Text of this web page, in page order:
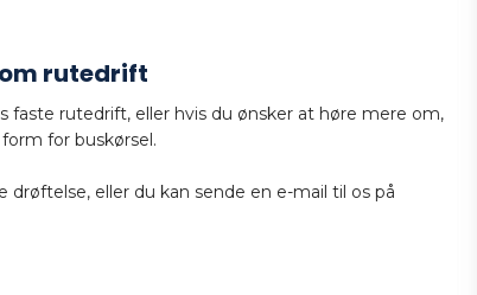
rutedrift
faste rutedrift, eller hvis du ønsker at høre mere om,
for buskørsel.
eller du kan sende en e-mail til os på